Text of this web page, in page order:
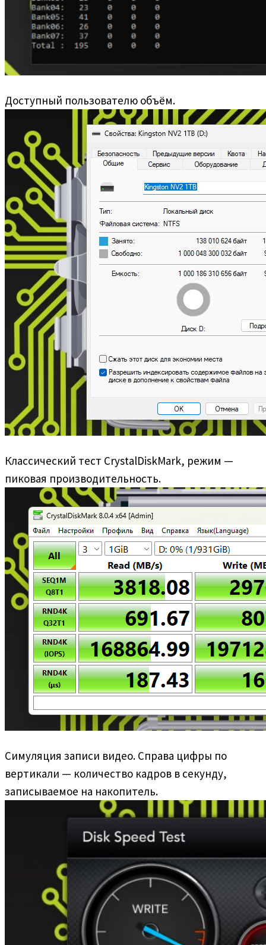
Доступный пользователю объём.
Классический тест CrystalDiskMark, режим —
пиковая производительность.
Симуляция записи видео. Справа цифры по
вертикали — количество кадров в секунду,
записываемое на накопитель.